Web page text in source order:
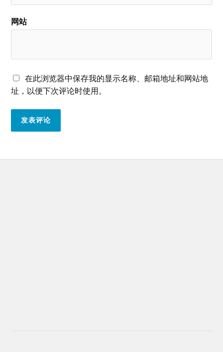
网站
在此浏览器中保存我的显示名称、邮箱地址和网站地
址，以便下次评论时使用。